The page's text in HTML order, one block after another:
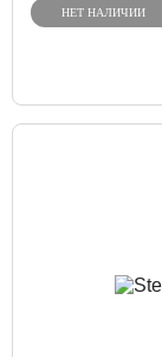
НЕТ НАЛИЧИИ